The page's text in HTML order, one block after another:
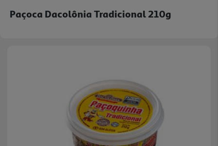
Paçoca Dacolônia Tradicional 210g